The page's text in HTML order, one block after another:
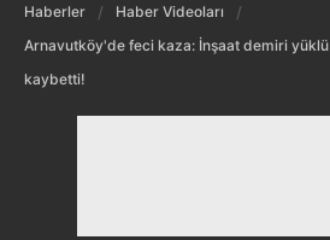
Haberler
Haber Videoları
Arnavutköy'de feci kaza: İnşaat demiri yüklü
kaybetti!